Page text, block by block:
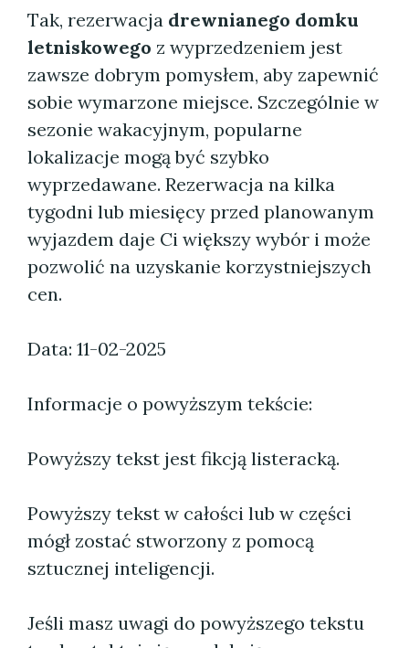
Tak, rezerwacja drewnianego domku
letniskowego z wyprzedzeniem jest
zawsze dobrym pomysłem, aby zapewnić
sobie wymarzone miejsce. Szczególnie w
sezonie wakacyjnym, popularne
lokalizacje mogą być szybko
wyprzedawane. Rezerwacja na kilka
tygodni lub miesięcy przed planowanym
wyjazdem daje Ci większy wybór i może
pozwolić na uzyskanie korzystniejszych
cen.
Data: 11-02-2025
Informacje o powyższym tekście:
Powyższy tekst jest fikcją listeracką.
Powyższy tekst w całości lub w części
mógł zostać stworzony z pomocą
sztucznej inteligencji.
Jeśli masz uwagi do powyższego tekstu